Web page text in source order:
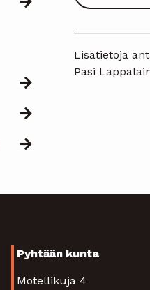
Lisätietoja
Pasi
Pyhtään kunta
Motellikuja 4